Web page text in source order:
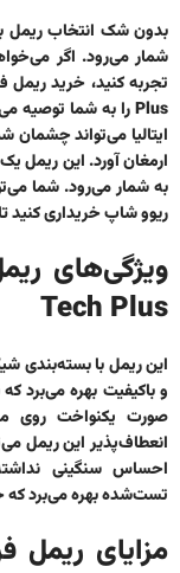
بدون شک انتخاب ریمل
شمار می‌رود. اگر
تجربه کنید،
Plusرا به شما توصیه
ایتالیا می‌تواند چشمان
ارمغان آورد. این ریمل
به شمار می‌رود. شما
ریوو شاپ خریداری کنید
Tech Plus
و باکیفیت بهره می‌برد
صورت یکنواخت روی
انعطاف‌پذیر این ریمل
احساس سنگینی
تست‌شده بهره می‌برد
مزایای ریمل